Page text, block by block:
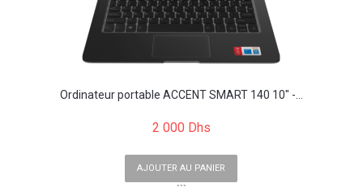
Ordinateur portable ACCENT SMART 140 10" -...
2 000 Dhs
AJOUTER AU PANIER
```